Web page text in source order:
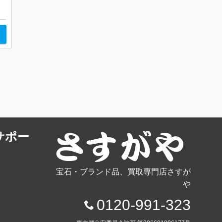
ポー
宝石・ブランド品、買取専門店さすが
や
0120-991-323